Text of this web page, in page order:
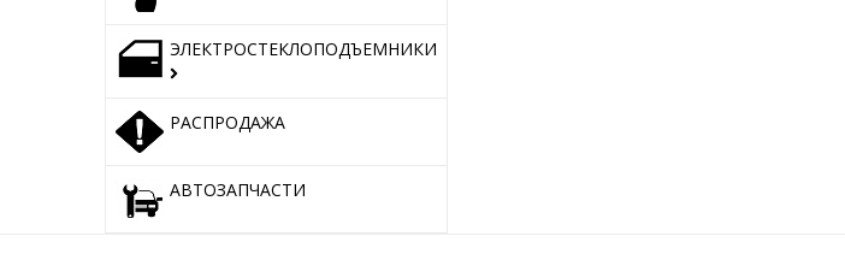
ЭЛЕКТРОСТЕКЛОПОДЪЕМНИКИ
РАСПРОДАЖА
АВТОЗАПЧАСТИ